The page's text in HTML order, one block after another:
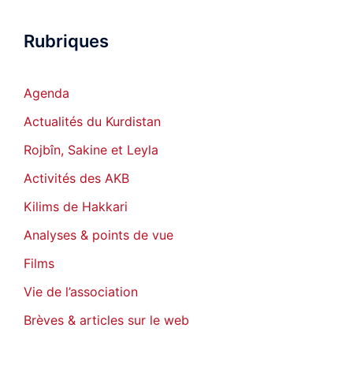
Rubriques
Agenda
Actualités du Kurdistan
Rojbîn, Sakine et Leyla
Activités des AKB
Kilims de Hakkari
Analyses & points de vue
Films
Vie de l’association
Brèves & articles sur le web